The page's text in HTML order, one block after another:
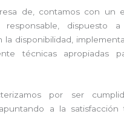
de , contamos con un
responsable, dispuesto
la disponibilidad,
técnicas apropiadas
por ser
a la